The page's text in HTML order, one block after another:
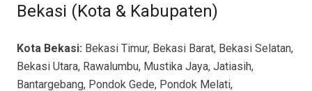
Bekasi (Kota & Kabupaten)
Kota Bekasi: Bekasi Timur, Bekasi Barat, Bekasi Selatan,
Bekasi Utara, Rawalumbu, Mustika Jaya, Jatiasih,
Bantargebang, Pondok Gede, Pondok Melati,